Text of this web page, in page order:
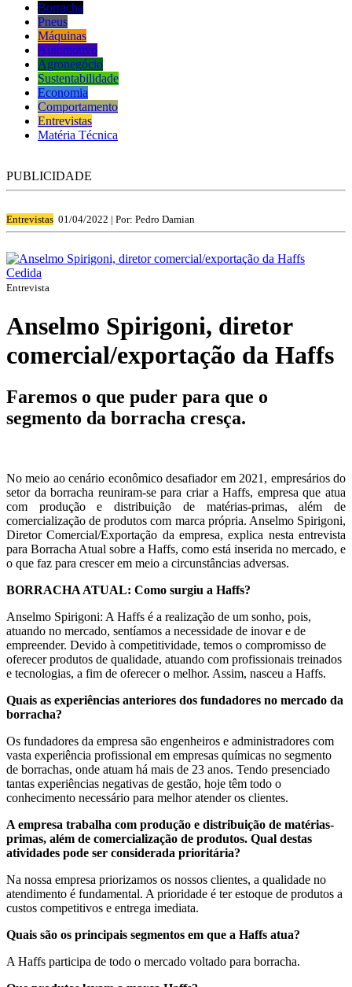
Borracha
Pneus
Máquinas
Automotivo
Agronegócio
Sustentabilidade
Economia
Comportamento
Entrevistas
Matéria Técnica
PUBLICIDADE
Entrevistas 01/04/2022 | Por: Pedro Damian
Cedida
Entrevista
Anselmo Spirigoni, diretor
comercial/exportação da Haffs
Faremos o que puder para que o
segmento da borracha cresça.
No meio ao cenário econômico desafiador em 2021, empresários do
setor da borracha reuniram-se para criar a Haffs, empresa que atua
com produção e distribuição de matérias-primas, além de
comercialização de produtos com marca própria. Anselmo Spirigoni,
Diretor Comercial/Exportação da empresa, explica nesta entrevista
para Borracha Atual sobre a Haffs, como está inserida no mercado, e
o que faz para crescer em meio a circunstâncias adversas.
BORRACHA ATUAL: Como surgiu a Haffs?
Anselmo Spirigoni: A Haffs é a realização de um sonho, pois,
atuando no mercado, sentíamos a necessidade de inovar e de
empreender. Devido à competitividade, temos o compromisso de
oferecer produtos de qualidade, atuando com profissionais treinados
e tecnologias, a fim de oferecer o melhor. Assim, nasceu a Haffs.
Quais as experiências anteriores dos fundadores no mercado da
borracha?
Os fundadores da empresa são engenheiros e administradores com
vasta experiência profissional em empresas químicas no segmento
de borrachas, onde atuam há mais de 23 anos. Tendo presenciado
tantas experiências negativas de gestão, hoje têm todo o
conhecimento necessário para melhor atender os clientes.
A empresa trabalha com produção e distribuição de matérias-
primas, além de comercialização de produtos. Qual destas
atividades pode ser considerada prioritária?
Na nossa empresa priorizamos os nossos clientes, a qualidade no
atendimento é fundamental. A prioridade é ter estoque de produtos a
custos competitivos e entrega imediata.
Quais são os principais segmentos em que a Haffs atua?
A Haffs participa de todo o mercado voltado para borracha.